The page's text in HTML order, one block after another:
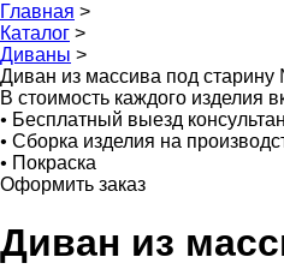
Главная >
Каталог >
Диваны >
Диван из массива под
В стоимость каждого изделия
• Бесплатный выезд
• Сборка изделия на
• Покраска
Оформить заказ
Диван из